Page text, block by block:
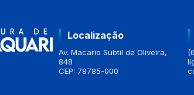
Localização
Av. Macario Subtil de Oliveira,
848
CEP: 78785-000